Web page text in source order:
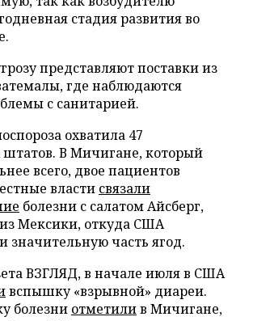
стадия развития во
представляют поставки из
где наблюдаются
с санитарией.
охватила 47
В Мичигане, который
всего, двое пациентов
власти связали
болезни с салатом Айсберг,
Мексики, откуда США
значительную часть ягод.
ВЗГЛЯД, в начале июля в США
вспышку «взрывной» диареи.
болезни отметилив Мичигане,